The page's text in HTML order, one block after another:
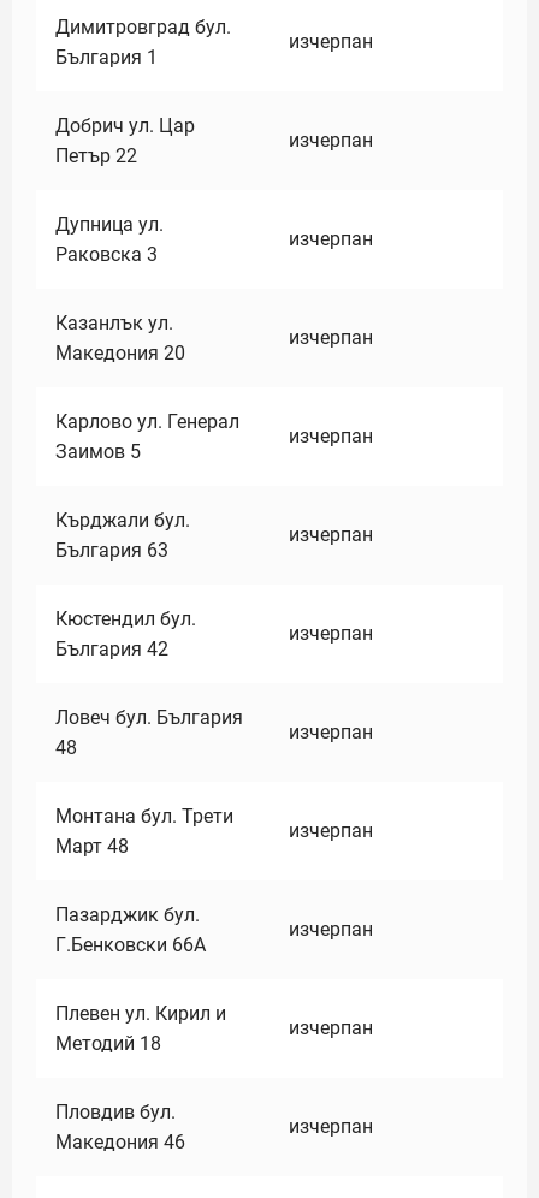
Димитровград бул.
България 1
изчерпан
Добрич ул. Цар
Петър 22
изчерпан
Дупница ул.
Раковска 3
изчерпан
Казанлък ул.
Македония 20
изчерпан
Карлово ул. Генерал
Заимов 5
изчерпан
Кърджали бул.
България 63
изчерпан
Кюстендил бул.
България 42
изчерпан
Ловеч бул. България
48
изчерпан
Монтана бул. Трети
Март 48
изчерпан
Пазарджик бул.
Г.Бенковски 66А
изчерпан
Плевен ул. Кирил и
Методий 18
изчерпан
Пловдив бул.
Македония 46
изчерпан